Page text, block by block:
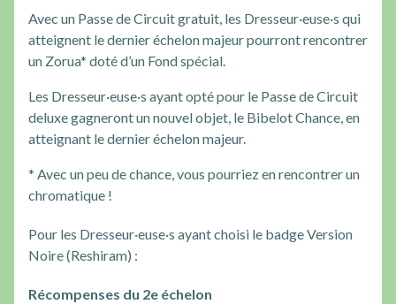
Avec un Passe de Circuit gratuit, les Dresseur·euse·s qui
atteignent le dernier échelon majeur pourront rencontrer
un Zorua* doté d’un Fond spécial.
Les Dresseur·euse·s ayant opté pour le Passe de Circuit
deluxe gagneront un nouvel objet, le Bibelot Chance, en
atteignant le dernier échelon majeur.
* Avec un peu de chance, vous pourriez en rencontrer un
chromatique !
Pour les Dresseur·euse·s ayant choisi le badge Version
Noire (Reshiram) :
Récompenses du 2e échelon